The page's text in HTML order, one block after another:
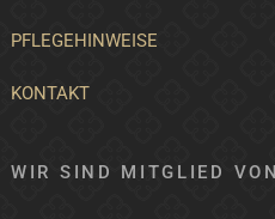
PFLEGEHINWEISE
KONTAKT
WIR SIND MITGLIED VON